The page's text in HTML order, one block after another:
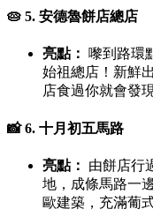
🥧 5. 安德魯餅店總店
亮點： 嚟到路環
始祖總店！新鮮
店食過你就會發
📸 6. 十月初五馬路
亮點：
由餅店行
地，成條馬路一
歐建築，充滿葡